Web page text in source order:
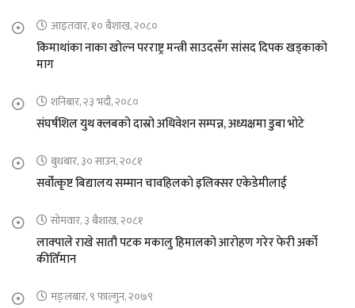
आइतवार, १० बैशाख, २०८०
किमाथांका नाका खोल्न परराष्ट्र मन्त्री साउदसँग सांसद दिपक खड्काको
माग
शनिबार, २३ भदौ, २०८०
संघर्षशिल युथ क्लबको दास्रो अधिवेशन सम्पन्न, अध्यक्षमा डुबा भोटे
बुधबार, ३० साउन, २०८१
सर्वोत्कृष्ट बिद्यालय सम्मान चावहिलको इलिक्सर एकेडेमीलाई
सोमवार, ३ बैशाख, २०८१
लाक्पाले राखे सातौ पटक मकालु हिमालको आरोहण गरेर फेरी अर्को
कीर्तिमान
मङ्लबार, ९ फाल्गुन, २०७९